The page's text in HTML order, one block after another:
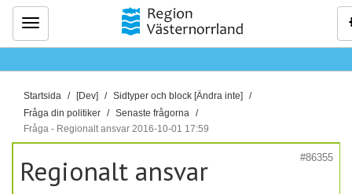
Meny
D
u
ä
h
Startsida [Dev]
Sidtyper och block [Ändra inte]
Fråga din politiker
Senaste frågorna
Fråga - Regionalt ansvar 2016-10-01 17:59
#86355
Regionalt ansvar